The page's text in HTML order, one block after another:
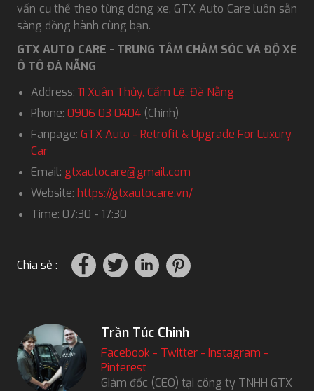
vấn cụ thể theo từng dòng xe, GTX Auto Care luôn sẵn
sàng đồng hành cùng bạn.
GTX AUTO CARE - TRUNG TÂM CHĂM SÓC VÀ ĐỘ XE
Ô TÔ ĐÀ NẴNG
Address: 11 Xuân Thủy, Cẩm Lệ, Đà Nẵng
Phone: 0906 03 0404 (Chinh)
Fanpage: GTX Auto - Retrofit & Upgrade For Luxury
Car
Email: gtxautocare@gmail.com
Website: https://gtxautocare.vn/
Time: 07:30 - 17:30
Chia sẻ :
Trần Túc Chinh
Facebook - Twitter - Instagram -
Pinterest
Giám đốc (CEO) tại công ty TNHH GTX